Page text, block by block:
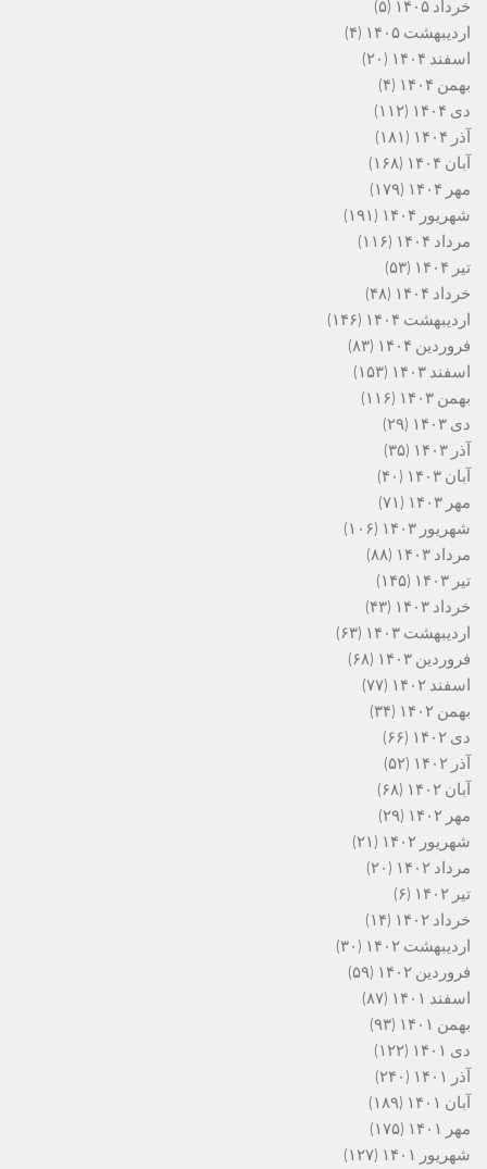
خرداد ۱۴۰۵
(۵)
اردیبهشت ۱۴۰۵
(۴)
اسفند ۱۴۰۴
(۲۰)
بهمن ۱۴۰۴
(۴)
دی ۱۴۰۴
(۱۱۲)
آذر ۱۴۰۴
(۱۸۱)
آبان ۱۴۰۴
(۱۶۸)
مهر ۱۴۰۴
(۱۷۹)
شهریور ۱۴۰۴
(۱۹۱)
مرداد ۱۴۰۴
(۱۱۶)
تیر ۱۴۰۴
(۵۳)
خرداد ۱۴۰۴
(۴۸)
اردیبهشت ۱۴۰۴
(۱۴۶)
فروردین ۱۴۰۴
(۸۳)
اسفند ۱۴۰۳
(۱۵۳)
بهمن ۱۴۰۳
(۱۱۶)
دی ۱۴۰۳
(۲۹)
آذر ۱۴۰۳
(۳۵)
آبان ۱۴۰۳
(۴۰)
مهر ۱۴۰۳
(۷۱)
شهریور ۱۴۰۳
(۱۰۶)
مرداد ۱۴۰۳
(۸۸)
تیر ۱۴۰۳
(۱۴۵)
خرداد ۱۴۰۳
(۴۳)
اردیبهشت ۱۴۰۳
(۶۳)
فروردین ۱۴۰۳
(۶۸)
اسفند ۱۴۰۲
(۷۷)
بهمن ۱۴۰۲
(۳۴)
دی ۱۴۰۲
(۶۶)
آذر ۱۴۰۲
(۵۲)
آبان ۱۴۰۲
(۶۸)
مهر ۱۴۰۲
(۲۹)
شهریور ۱۴۰۲
(۲۱)
مرداد ۱۴۰۲
(۲۰)
تیر ۱۴۰۲
(۶)
خرداد ۱۴۰۲
(۱۴)
اردیبهشت ۱۴۰۲
(۳۰)
فروردین ۱۴۰۲
(۵۹)
اسفند ۱۴۰۱
(۸۷)
بهمن ۱۴۰۱
(۹۳)
دی ۱۴۰۱
(۱۲۲)
آذر ۱۴۰۱
(۲۴۰)
آبان ۱۴۰۱
(۱۸۹)
مهر ۱۴۰۱
(۱۷۵)
شهریور ۱۴۰۱
(۱۲۷)